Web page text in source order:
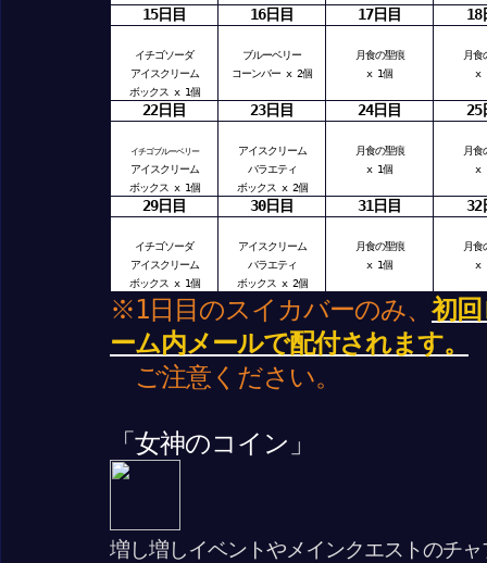
15日目 16日目 17日目 18
イチゴソーダ
アイスクリーム
ボックス x 1個
ブルーベリー
コーンバー x 2個
月食の聖痕
x 1個
月食
x
22日目 23日目 24日目 25
イチゴブルーベリー
アイスクリーム
ボックス x 1個
アイスクリーム
バラエティ
ボックス x 2個
月食の聖痕
x 1個
月食
x
29日目 30日目 31日目 32
イチゴソーダ
アイスクリーム
ボックス x 1個
アイスクリーム
バラエティ
ボックス x 2個
月食の聖痕
x 1個
月食
x
※1日目のスイカバーのみ、 初
ーム内メールで配付されます。
ご注意ください。
「女神のコイン」
増し増しイベントやメインクエストのチ